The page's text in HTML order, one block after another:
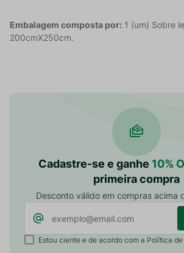
Embalagem composta por: 1 (um) Sobre
200cmX250cm.
Cadastre-se e ganhe 10%
primeira compra
Desconto válido em compras acima
Estou ciente e de acordo com a Política